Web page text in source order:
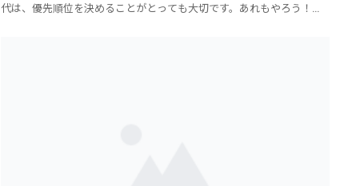
代は、優先順位を決めることがとっても大切です。あれもやろう！こ